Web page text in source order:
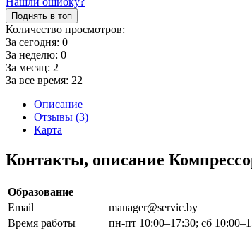
Поднять в топ
Количество просмотров:
За сегодня: 0
За неделю: 0
За месяц: 2
За все время: 22
Описание
Отзывы (3)
Карта
Контакты, описание
Образование
Email
manager@servic.by
Время работы
пн-пт 10:00–17:30; сб